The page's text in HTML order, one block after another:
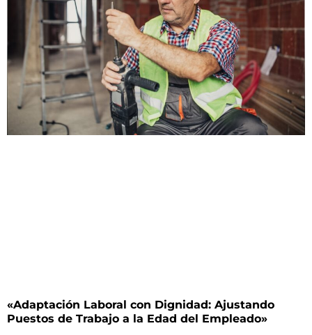
«Adaptación Laboral con Dignidad: Ajustando
Puestos de Trabajo a la Edad del Empleado»